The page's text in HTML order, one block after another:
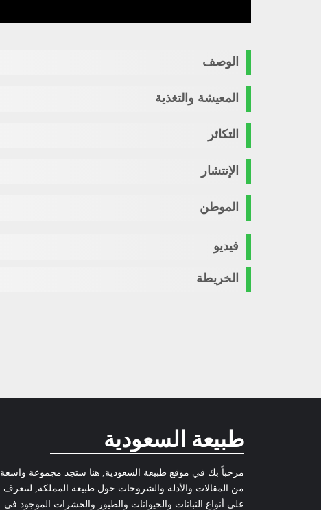
الوصف
المعيشة والتغذية
التكائر
الإنتشار
الموطن
فيديو
الخريطة
طبيعة السعودية
مرحباً بك في موقع طبيعة السعودية, هنا ستجد مجموعة واسعة
من المقالات والأدلة والشروحات حول طبيعة المملكة, لتتعرف
على أنواع النباتات والحيوانات والطيور والحشرات الموجود في